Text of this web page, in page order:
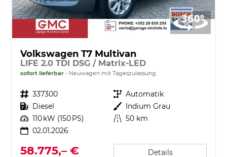
Volkswagen T7 Multivan
LIFE 2.0 TDI DSG / Matrix-LED
sofort lieferbar Neuwagen mit Tageszulassung
Fahrzeugnr. 337300 Getriebe Automatik
Kraftstoff Diesel Außenfarbe Indium Grau
Leistung 110 kW (150 PS) Kilometerstand 50 km
02.01.2026
58.775,– € Details